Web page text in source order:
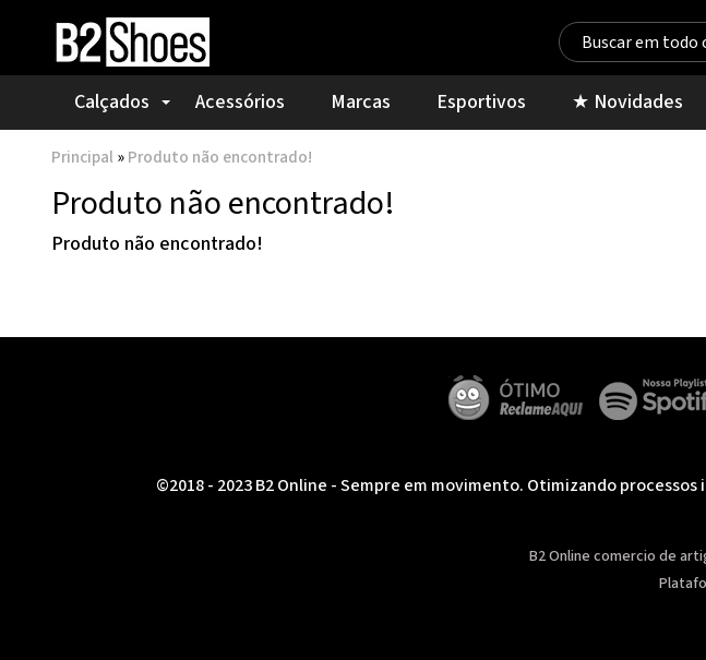
Calçados Acessórios Marcas Esportivos ★ Novidades
Principal»Produto não encontrado!
Produto não encontrado!
Produto não encontrado!
©2018 - 2023 B2 Online - Sempre em movimento. Otimizando
B2 Online comercio de